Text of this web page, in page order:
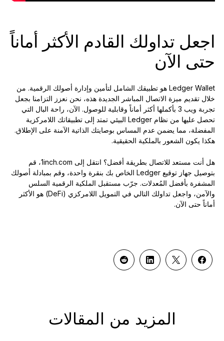
اجعل تداولك القادم الأكثر أماناً
حتى الآن
Ledger Wallet هو تطبيقك الشامل لتأمين وإدارة أصولك الرقمية. من
خلال تقديم ميزة الاتصال المباشر الجديدة هذه، نحن نعزز التزامنا بجعل
تجربة ويب 3 بأكملها أكثر أماناً وقابلية للوصول. الآن، راحة البال التي
تحصل عليها من نظام Ledger البيئي تمتد إلى تطبيقاتك اللامركزية
المفضلة، مما يضمن عدم المساس بوصايتك الذاتية الآمنة على الإطلاق.
هكذا يكون الشعور بالملكية الحقيقية.
هل أنت مستعد للاتصال بطريقة أفضل؟ انتقل إلى 1inch.com، قم
بتوصيل جهاز توقيع Ledger الخاص بك بنقرة واحدة، وقم بمبادلة أصولك
المشفرة بأفضل المُعدلات. جرّب مستقبل الملكية الرقمية السلس
والآمن، واجعل تداولك التالي في التمويل اللامركزي (DeFi) هو الأكثر
أماناً حتى الآن.
المزيد من المقالات